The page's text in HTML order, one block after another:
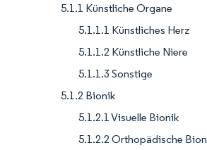
5.1.1 Künstliche Organe
5.1.1.1 Künstliches Herz
5.1.1.2 Künstliche Niere
5.1.1.3 Sonstige
5.1.2 Bionik
5.1.2.1 Visuelle Bionik
5.1.2.2 Orthopädische